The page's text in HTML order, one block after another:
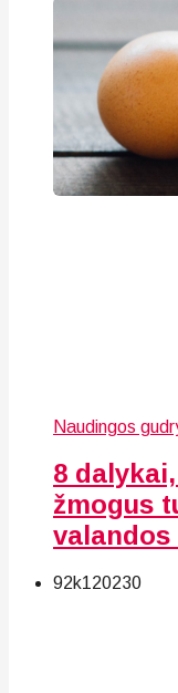
Naudingos
8
žmogus
valandos
92k120230